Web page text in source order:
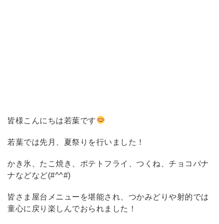
皆様こんにちは若葉です
若葉では先月、夏祭りを行いました！
かき氷、たこ焼き、ポテトフライ、つくね、チョコバナ
ナなどなど(#^^#)
皆さま屋台メニューを堪能され、つかみどりや射的では
童心に戻り楽しんでおられました！